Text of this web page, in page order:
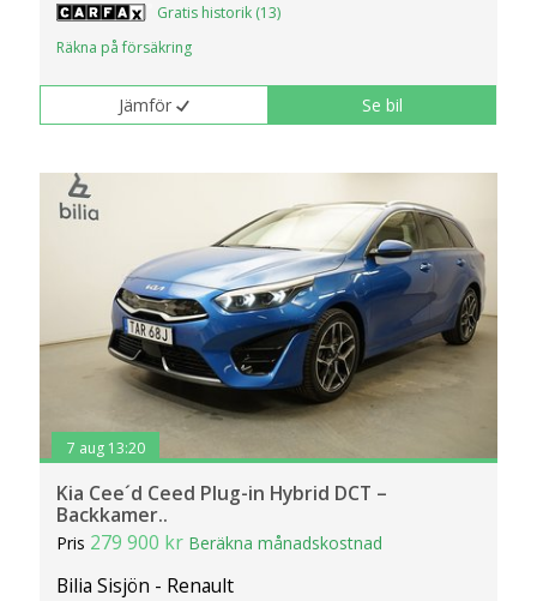
Gratis historik (13)
Räkna på försäkring
Jämför Se bil
7 aug 13:20
Kia Cee´d Ceed Plug-in Hybrid DCT –
Backkamer..
Pris 279 900 kr Beräkna månadskostnad
Bilia Sisjön - Renault